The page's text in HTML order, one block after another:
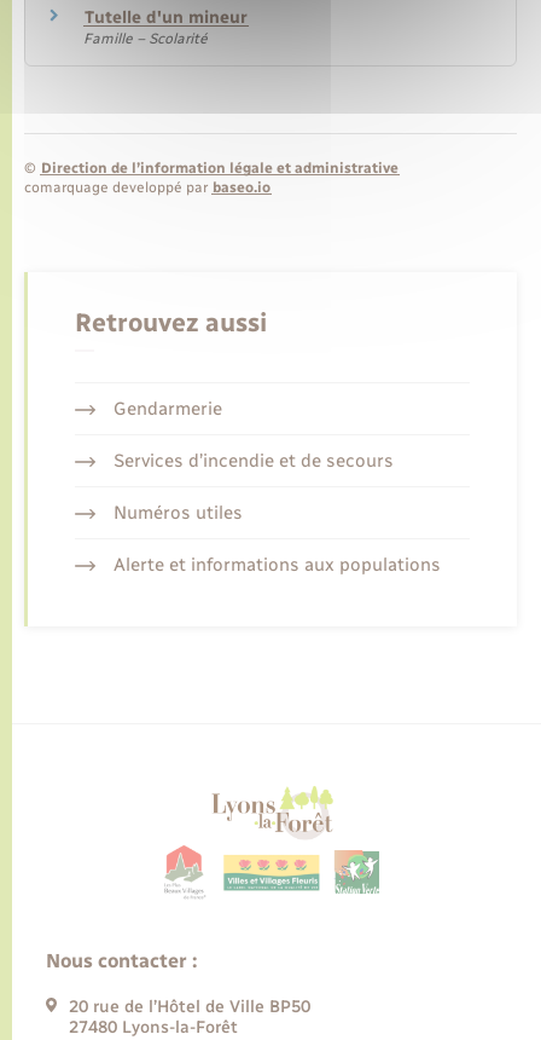
Tutelle d'un mineur
Famille – Scolarité
© Direction de l’information légale et administrative
comarquage developpé par baseo.io
Retrouvez aussi
Gendarmerie
Services d’incendie et de secours
Numéros utiles
Alerte et informations aux populations
Nous contacter :
20 rue de l’Hôtel de Ville BP50
27480 Lyons-la-Forêt